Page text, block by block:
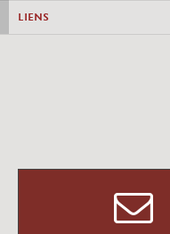
LIENS